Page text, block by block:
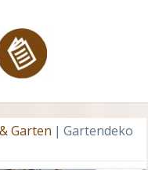
Garten | Gartendeko